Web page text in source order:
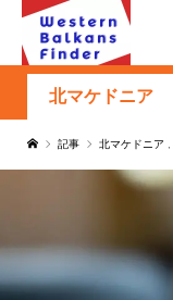
北マケドニア
記事 北マケドニア